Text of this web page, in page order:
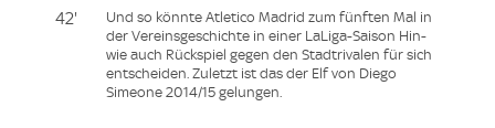
42'
Und so könnte Atletico Madrid zum fünften Mal in
der Vereinsgeschichte in einer LaLiga-Saison Hin-
wie auch Rückspiel gegen den Stadtrivalen für sich
entscheiden. Zuletzt ist das der Elf von Diego
Simeone 2014/15 gelungen.